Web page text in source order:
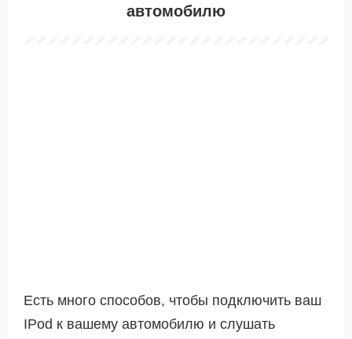
автомобилю
Есть много способов, чтобы подключить ваш
IPod к вашему автомобилю и слушать